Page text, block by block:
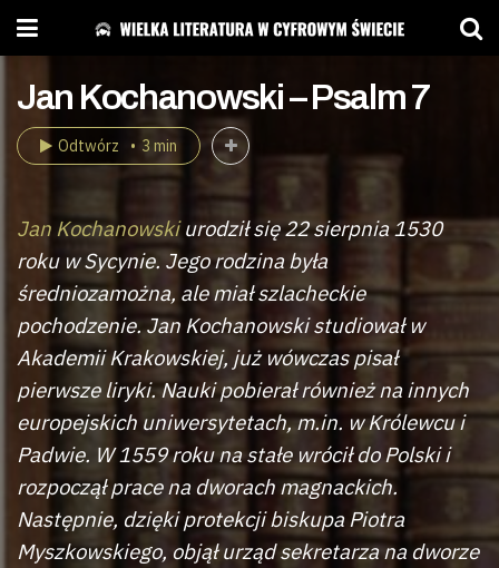
Jan Kochanowski – Psalm 7
Odtwórz 3 min
Jan Kochanowskiurodził się 22 sierpnia 1530
roku w Sycynie. Jego rodzina była
średniozamożna, ale miał szlacheckie
pochodzenie. Jan Kochanowski studiował w
Akademii Krakowskiej, już wówczas pisał
pierwsze liryki. Nauki pobierał również na innych
europejskich uniwersytetach, m.in. w Królewcu i
Padwie. W 1559 roku na stałe wrócił do Polski i
rozpoczął prace na dworach magnackich.
Następnie, dzięki protekcji biskupa Piotra
Myszkowskiego, objął urząd sekretarza na dworze